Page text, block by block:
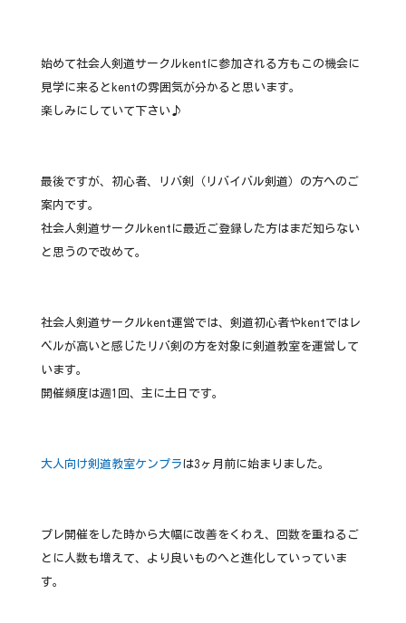
始めて社会人剣道サークルkentに参加される方もこの機会に
見学に来るとkentの雰囲気が分かると思います。
楽しみにしていて下さい♪
最後ですが、初心者、リバ剣（リバイバル剣道）の方へのご
案内です。
社会人剣道サークルkentに最近ご登録した方はまだ知らない
と思うので改めて。
社会人剣道サークルkent運営では、剣道初心者やkentではレ
ベルが高いと感じたリバ剣の方を対象に剣道教室を運営して
います。
開催頻度は週1回、主に土日です。
大人向け剣道教室ケンプラは3ヶ月前に始まりました。
プレ開催をした時から大幅に改善をくわえ、回数を重ねるご
とに人数も増えて、より良いものへと進化していっていま
す。